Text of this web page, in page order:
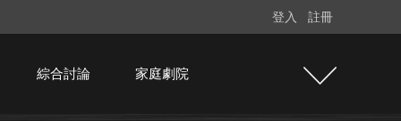
登入 註冊
綜合討論 家庭劇院